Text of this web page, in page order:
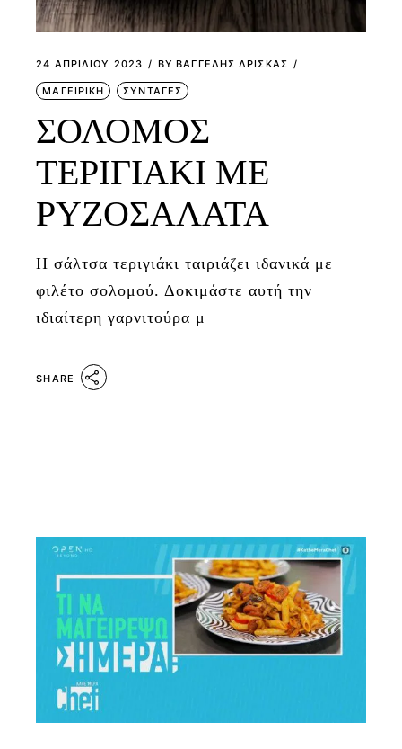
24 ΑΠΡΙΛΊΟΥ 2023 BY ΒΑΓΓΕΛΗΣ ΔΡΙΣΚΑΣ
ΜΑΓΕΙΡΙΚΗ ΣΥΝΤΑΓΕΣ
ΣΟΛΟΜΟΣ
ΤΕΡΙΓΙΑΚΙ ΜΕ
ΡΥΖΟΣΑΛΑΤΑ
Η σάλτσα τεριγιάκι ταιριάζει ιδανικά με
φιλέτο σολομού. Δοκιμάστε αυτή την
ιδιαίτερη γαρνιτούρα μ
SHARE